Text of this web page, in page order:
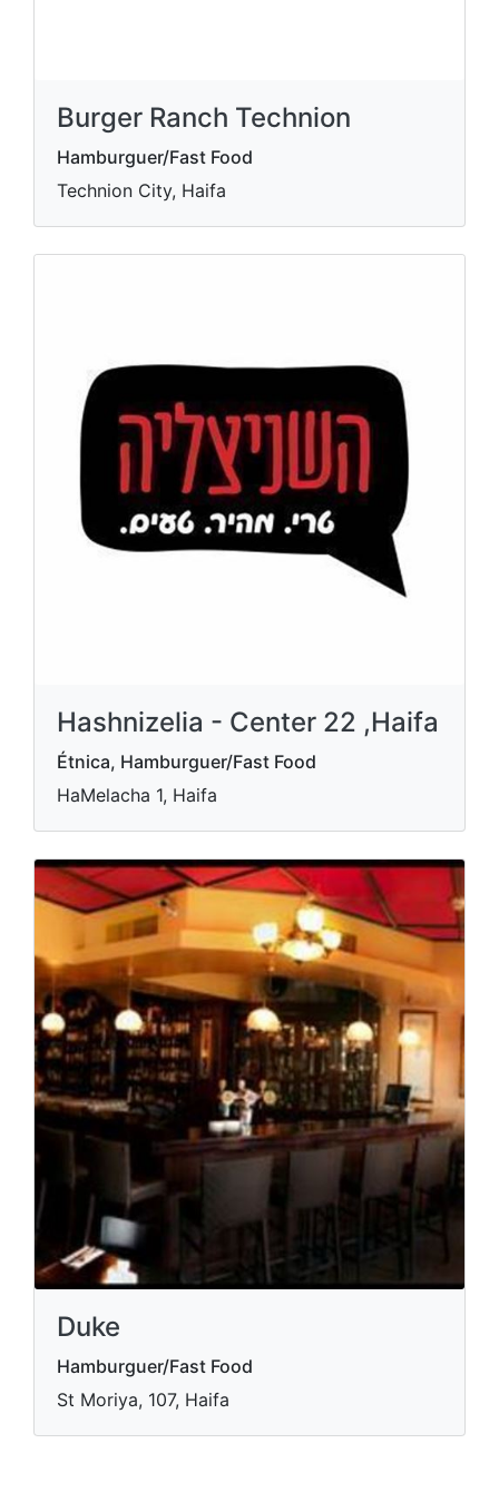
Burger Ranch Technion
Hamburguer/Fast Food
Technion City, Haifa
Hashnizelia - Center 22 ,Haifa
Étnica, Hamburguer/Fast Food
HaMelacha 1, Haifa
Duke
Hamburguer/Fast Food
St Moriya, 107, Haifa